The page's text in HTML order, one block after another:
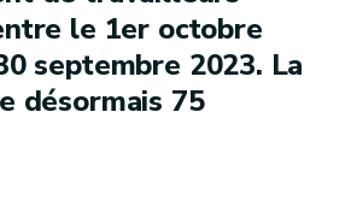
le 1er octobre
septembre 2023. La
désormais 75